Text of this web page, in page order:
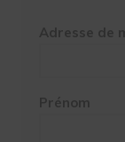
Adresse de
Prénom